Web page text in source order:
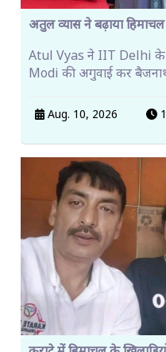
अतुल व्यास ने बढ़ाया
Atul Vyas ने IIT Delhi के
Modi की अगुवाई कर
Aug. 10, 2026